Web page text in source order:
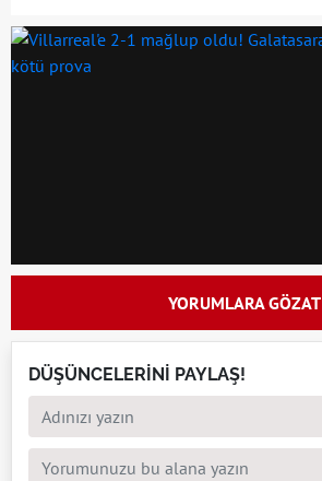
YORUMLARA GÖZAT
DÜŞÜNCELERİNİ PAYLAŞ!